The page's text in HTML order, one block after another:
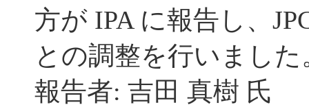
方が IPA に報告し、
との調整を行いました
報告者: 吉田 真樹 氏